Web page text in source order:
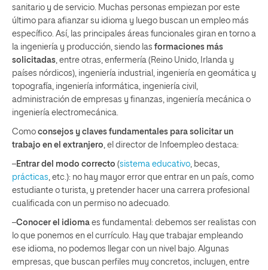
sanitario y de servicio. Muchas personas empiezan por este
último para afianzar su idioma y luego buscan un empleo más
específico. Así, las principales áreas funcionales giran en torno a
la ingeniería y producción, siendo las formaciones más
solicitadas , entre otras, enfermería (Reino Unido, Irlanda y
países nórdicos), ingeniería industrial, ingeniería en geomática y
topografía, ingeniería informática, ingeniería civil,
administración de empresas y finanzas, ingeniería mecánica o
ingeniería electromecánica.
Como consejos y claves fundamentales para solicitar un
trabajo en el extranjero , el director de Infoempleo destaca:
–Entrar del modo correcto (sistema educativo , becas,
prácticas , etc.): no hay mayor error que entrar en un país, como
estudiante o turista, y pretender hacer una carrera profesional
cualificada con un permiso no adecuado.
–Conocer el idioma es fundamental: debemos ser realistas con
lo que ponemos en el currículo. Hay que trabajar empleando
ese idioma, no podemos llegar con un nivel bajo. Algunas
empresas, que buscan perfiles muy concretos, incluyen, entre